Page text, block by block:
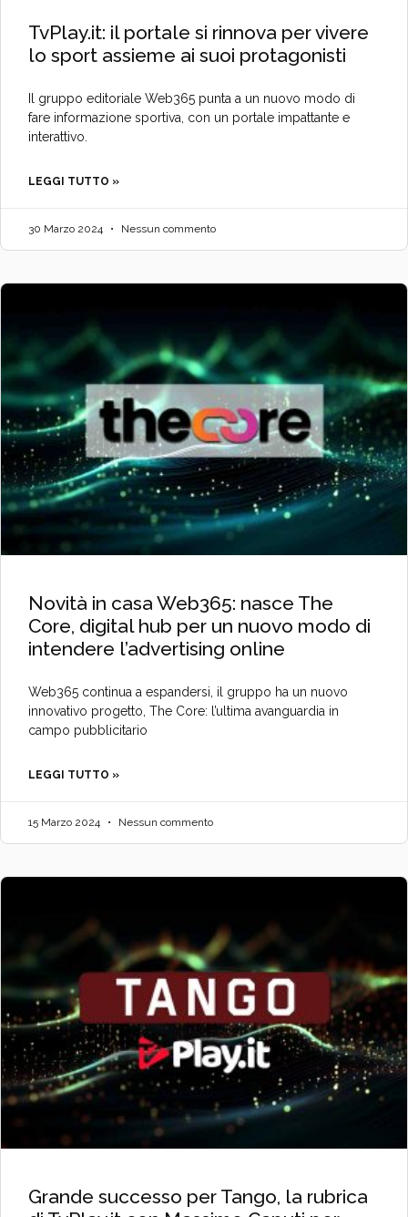
TvPlay.it: il portale si rinnova per vivere
lo sport assieme ai suoi protagonisti
Il gruppo editoriale Web365 punta a un nuovo modo di
fare informazione sportiva, con un portale impattante e
interattivo.
LEGGI TUTTO »
30 Marzo 2024 Nessun commento
Novità in casa Web365: nasce The
Core, digital hub per un nuovo modo di
intendere l’advertising online
Web365 continua a espandersi, il gruppo ha un nuovo
innovativo progetto, The Core: l’ultima avanguardia in
campo pubblicitario
LEGGI TUTTO »
15 Marzo 2024 Nessun commento
Grande successo per Tango, la rubrica